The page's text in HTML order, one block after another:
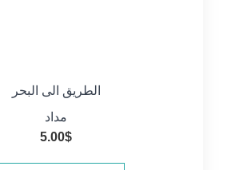
الطريق الى البحر
مداد
5.00$